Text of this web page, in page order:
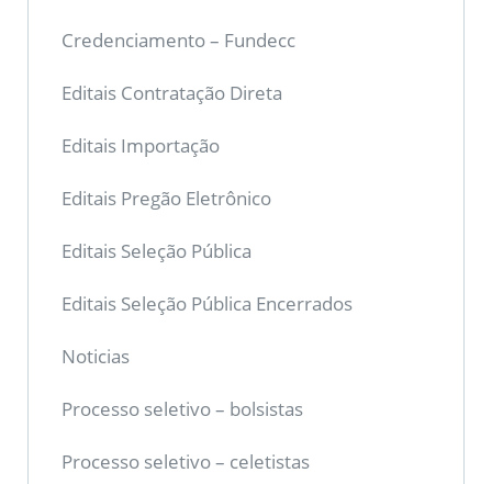
Credenciamento – Fundecc
Editais Contratação Direta
Editais Importação
Editais Pregão Eletrônico
Editais Seleção Pública
Editais Seleção Pública Encerrados
Noticias
Processo seletivo – bolsistas
Processo seletivo – celetistas